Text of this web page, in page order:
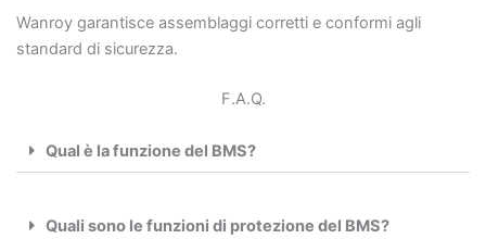
Wanroy garantisce assemblaggi corretti e conformi agli
standard di sicurezza.
F.A.Q.
Qual è la funzione del BMS?
Quali sono le funzioni di protezione del BMS?